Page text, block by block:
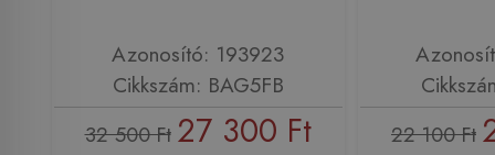
Azonosító: 193923
Cikkszám: BAG5FB
32 500 Ft 27 300 Ft 22 100 Ft